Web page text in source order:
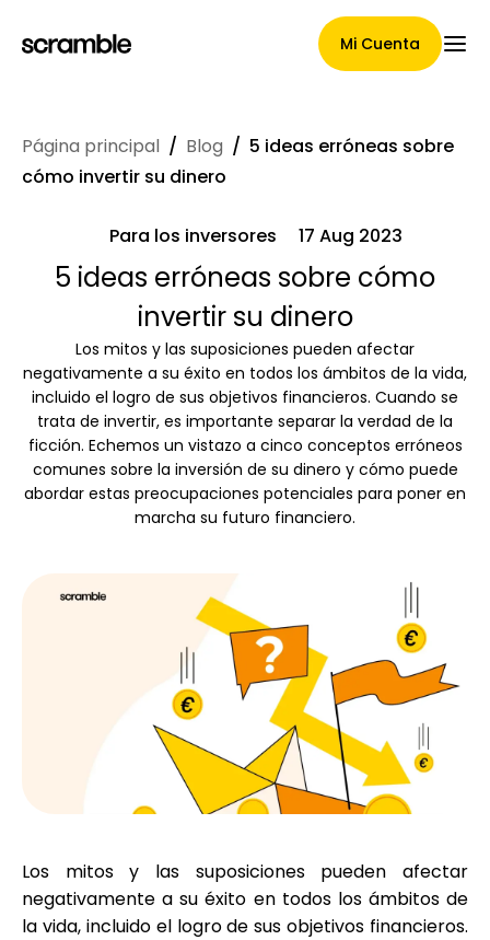
Mi Cuenta
Página Principal
Términos de asignación de
reclamaciones
Galería de marcas
Selección de marca
Calculadoras
Historial de Rondas
Blog
Contáctenos
Página principal / Blog / 5 ideas erróneas sobre
cómo invertir su dinero
Para los inversores 17 Aug 2023
5 ideas erróneas sobre cómo
invertir su dinero
Los mitos y las suposiciones pueden afectar
negativamente a su éxito en todos los ámbitos de la vida,
incluido el logro de sus objetivos financieros. Cuando se
trata de invertir, es importante separar la verdad de la
ficción. Echemos un vistazo a cinco conceptos erróneos
comunes sobre la inversión de su dinero y cómo puede
abordar estas preocupaciones potenciales para poner en
marcha su futuro financiero.
Los mitos y las suposiciones pueden afectar
negativamente a su éxito en todos los ámbitos de
la vida, incluido el logro de sus objetivos financieros.